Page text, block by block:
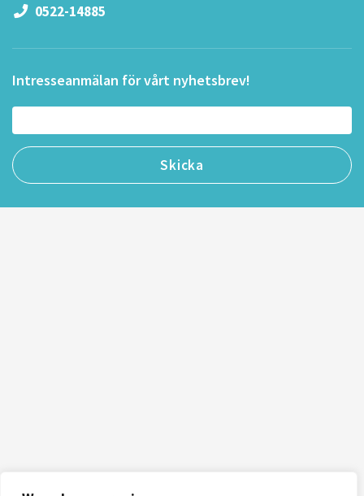
0522-14885
Intresseanmälan för vårt nyhetsbrev!